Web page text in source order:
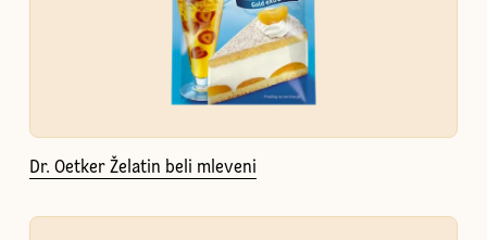
Dr. Oetker Želatin beli mleveni